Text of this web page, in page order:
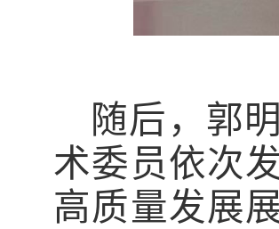
随后，郭
术委员依次
高质量发展